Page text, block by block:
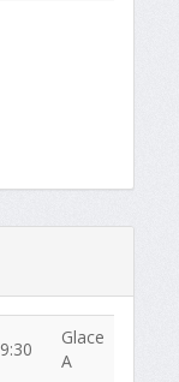
9:30
Glace
A